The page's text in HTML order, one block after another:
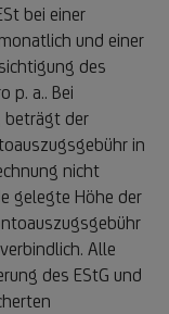
bei einer
und einer
des
p. a.. Bei
beträgt der
in
nicht
gelegte Höhe der
Alle
des EStG und